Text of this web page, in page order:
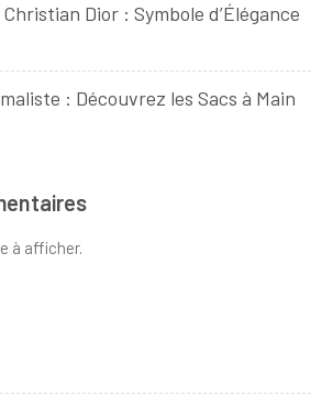
Dior : Symbole d’Élégance
: Découvrez les Sacs à Main
à afficher.